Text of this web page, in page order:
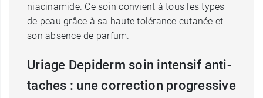
niacinamide. Ce soin convient à tous les types
de peau grâce à sa haute tolérance cutanée et
son absence de parfum.
Uriage Depiderm soin intensif anti-
taches : une correction progressive